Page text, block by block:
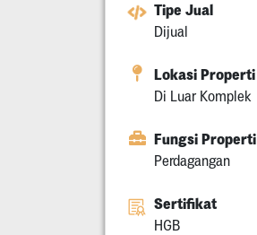
Tipe Jual
Dijual
Lokasi Properti
Di Luar Komplek
Fungsi Properti
Perdagangan
Sertifikat
HGB